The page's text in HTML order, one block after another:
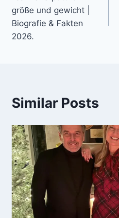
navigation
größe und gewicht |
Biografie & Fakten
2026.
Similar Posts